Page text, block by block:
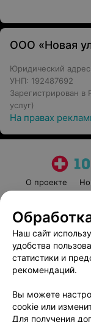
ООО «Новая
Юридический
УНП: 192487692
Зарегистрирован в
услуг)
На правах
О проекте
Наш сайт
удобства
статистики и
рекомендаций.
Вы можете
cookie или
Для получения